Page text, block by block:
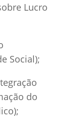
Lucro
Social);
do